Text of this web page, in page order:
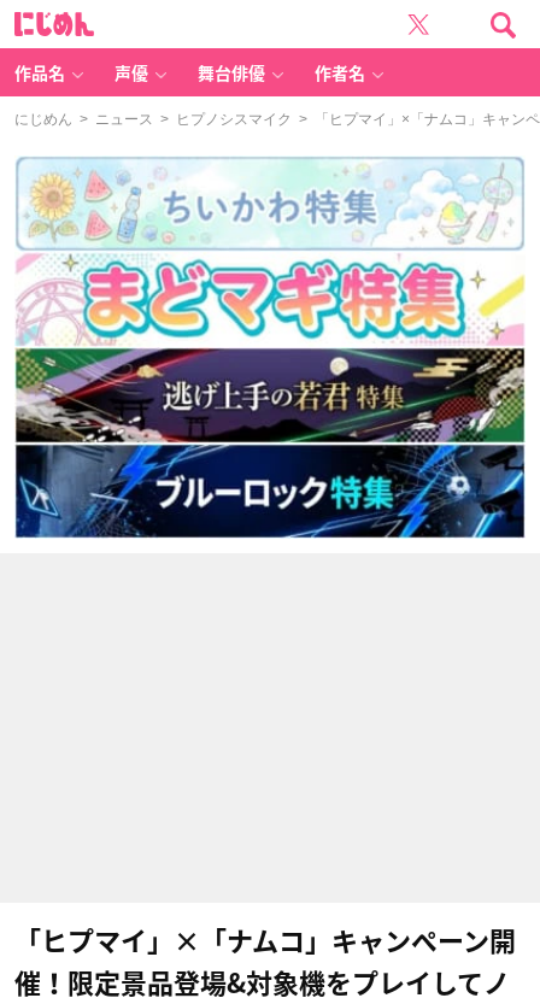
作品名 声優 舞台俳優 作者名
にじめん > ニュース > ヒプノシスマイク > 「ヒプマイ」×「ナムコ」キャン
「ヒプマイ」×「ナムコ」キャンペーン開
催！限定景品登場&対象機をプレイしてノ